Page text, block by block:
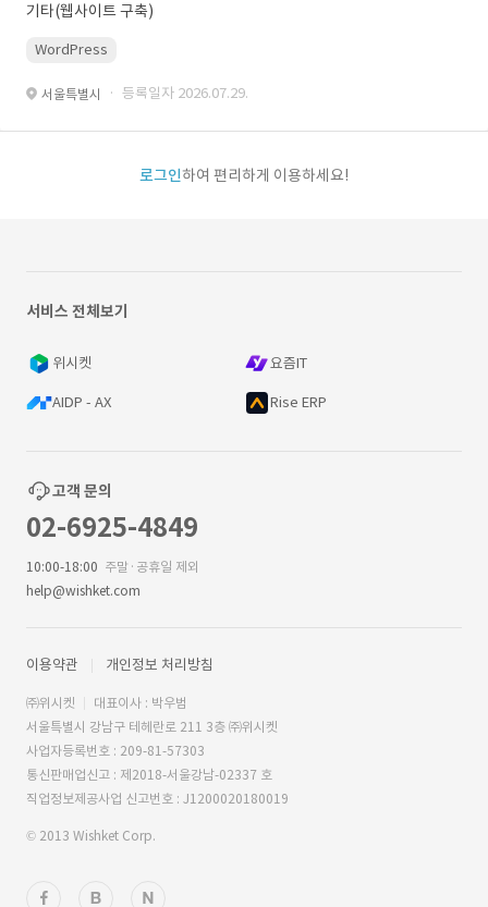
기타(웹사이트 구축)
WordPress
서울특별시 · 등록일자 2026.07.29.
로그인하여 편리하게 이용하세요!
서비스 전체보기
위시켓 요즘IT
AIDP - AX Rise ERP
고객 문의
02-6925-4849
10:00-18:00 주말·공휴일 제외
help@wishket.com
이용약관 개인정보 처리방침
㈜위시켓
대표이사 : 박우범
서울특별시 강남구 테헤란로 211 3층 ㈜위시켓
사업자등록번호 : 209-81-57303
통신판매업신고 : 제2018-서울강남-02337 호
직업정보제공사업 신고번호 : J1200020180019
© 2013 Wishket Corp.